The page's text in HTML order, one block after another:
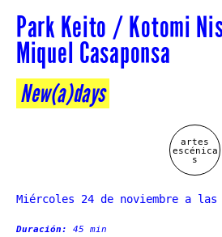
Park Keito / Kotomi
Miquel Casaponsa
New(a)days
artes
escénica
s
Miércoles 24 de noviembre a las
Duración: 45 min